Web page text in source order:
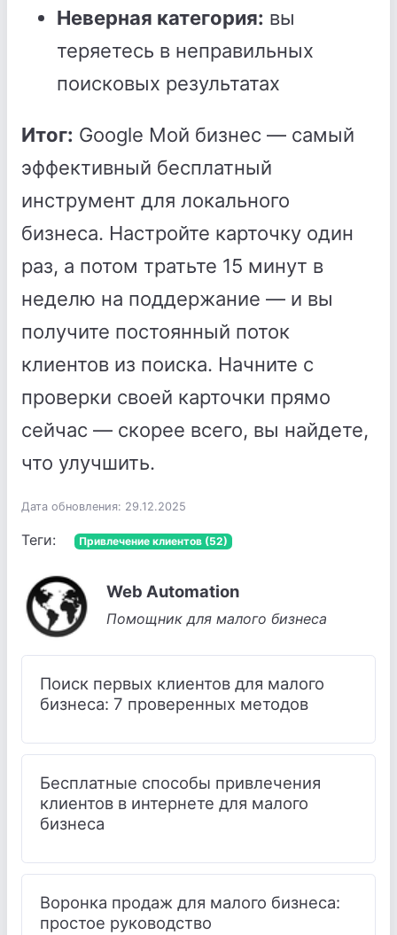
Неверная категория: вы
теряетесь в неправильных
поисковых результатах
Итог: Google Мой бизнес — самый
эффективный бесплатный
инструмент для локального
бизнеса. Настройте карточку один
раз, а потом тратьте 15 минут в
неделю на поддержание — и вы
получите постоянный поток
клиентов из поиска. Начните с
проверки своей карточки прямо
сейчас — скорее всего, вы найдете,
что улучшить.
Дата обновления: 29.12.2025
Теги: Привлечение клиентов (52)
Web Automation
Помощник для малого бизнеса
Поиск первых клиентов для малого
бизнеса: 7 проверенных методов
Бесплатные способы привлечения
клиентов в интернете для малого
бизнеса
Воронка продаж для малого бизнеса:
простое руководство